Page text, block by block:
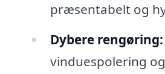
præsentabelt og
Dybere rengøring:
vinduespolering